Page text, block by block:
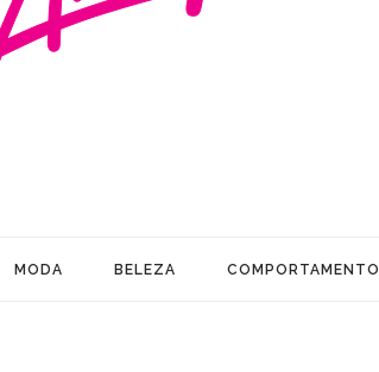
MODA BELEZA COMPORTAMENTO